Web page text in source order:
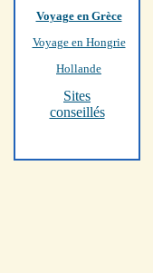
Voyage en Grèce
Voyage en Hongrie
Hollande
Sites
conseillés